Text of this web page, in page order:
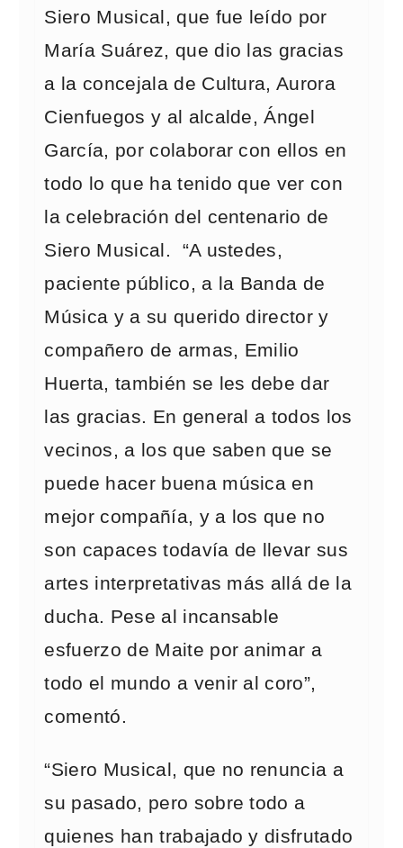
Siero Musical, que fue leído por
María Suárez, que dio las gracias
a la concejala de Cultura, Aurora
Cienfuegos y al alcalde, Ángel
García, por colaborar con ellos en
todo lo que ha tenido que ver con
la celebración del centenario de
Siero Musical. “A ustedes,
paciente público, a la Banda de
Música y a su querido director y
compañero de armas, Emilio
Huerta, también se les debe dar
las gracias. En general a todos los
vecinos, a los que saben que se
puede hacer buena música en
mejor compañía, y a los que no
son capaces todavía de llevar sus
artes interpretativas más allá de la
ducha. Pese al incansable
esfuerzo de Maite por animar a
todo el mundo a venir al coro”,
comentó.
“Siero Musical, que no renuncia a
su pasado, pero sobre todo a
quienes han trabajado y disfrutado